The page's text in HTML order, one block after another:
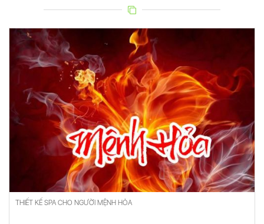
THIẾT KẾ SPA CHO NGƯỜI MỆNH HỎA